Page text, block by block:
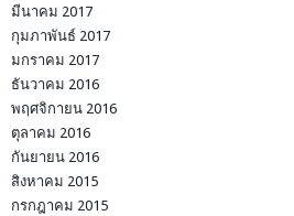
มีนาคม 2017
กุมภาพันธ์ 2017
มกราคม 2017
ธันวาคม 2016
พฤศจิกายน 2016
ตุลาคม 2016
กันยายน 2016
สิงหาคม 2015
กรกฎาคม 2015